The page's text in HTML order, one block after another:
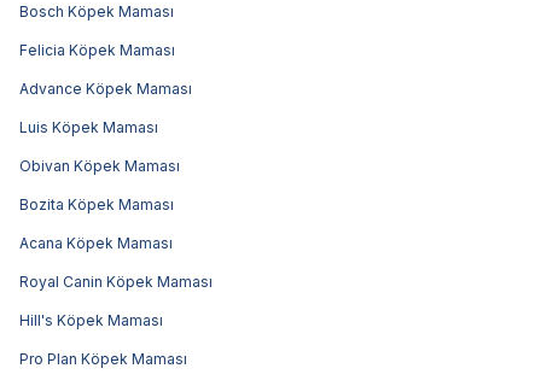
Bosch Köpek Maması
Felicia Köpek Maması
Advance Köpek Maması
Luis Köpek Maması
Obivan Köpek Maması
Bozita Köpek Maması
Acana Köpek Maması
Royal Canin Köpek Maması
Hill's Köpek Maması
Pro Plan Köpek Maması